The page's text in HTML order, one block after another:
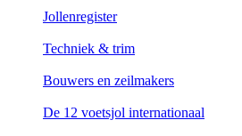
Jollenregister
Techniek & trim
Bouwers en zeilmakers
De 12 voetsjol internationaal